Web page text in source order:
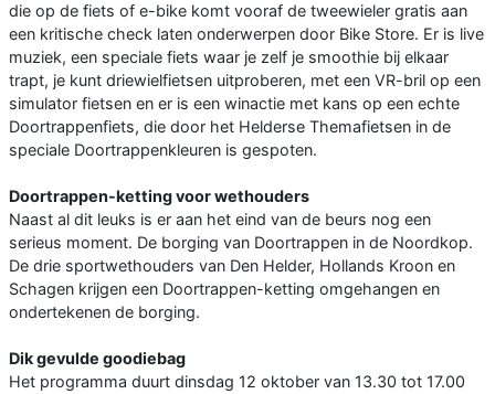
die op de fiets of e-bike komt vooraf de tweewieler gratis aan
een kritische check laten onderwerpen door Bike Store. Er is live
muziek, een speciale fiets waar je zelf je smoothie bij elkaar
trapt, je kunt driewielfietsen uitproberen, met een VR-bril op een
simulator fietsen en er is een winactie met kans op een echte
Doortrappenfiets, die door het Helderse Themafietsen in de
speciale Doortrappenkleuren is gespoten.
Doortrappen-ketting voor wethouders
Naast al dit leuks is er aan het eind van de beurs nog een
serieus moment. De borging van Doortrappen in de Noordkop.
De drie sportwethouders van Den Helder, Hollands Kroon en
Schagen krijgen een Doortrappen-ketting omgehangen en
ondertekenen de borging.
Dik gevulde goodiebag
Het programma duurt dinsdag 12 oktober van 13.30 tot 17.00